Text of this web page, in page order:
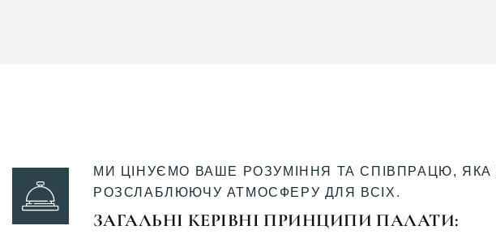
МИ ЦІНУЄМО ВАШЕ РОЗУМІННЯ ТА СПІВПРАЦЮ,
РОЗСЛАБЛЮЮЧУ АТМОСФЕРУ ДЛЯ ВСІХ.
ЗАГАЛЬНІ КЕРІВНІ ПРИНЦИПИ ПАЛАТИ: